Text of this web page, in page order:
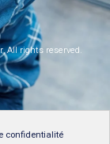
confidentialité
All rights reserved.